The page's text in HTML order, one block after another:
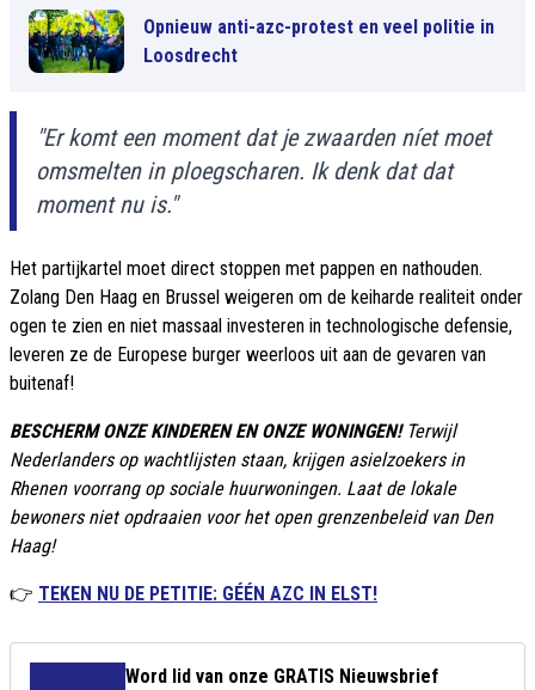
Opnieuw anti-azc-protest en veel politie in
Loosdrecht
"Er komt een moment dat je zwaarden níet moet
omsmelten in ploegscharen. Ik denk dat dat
moment nu is."
Het partijkartel moet direct stoppen met pappen en nathouden.
Zolang Den Haag en Brussel weigeren om de keiharde realiteit onder
ogen te zien en niet massaal investeren in technologische defensie,
leveren ze de Europese burger weerloos uit aan de gevaren van
buitenaf!
BESCHERM ONZE KINDEREN EN ONZE WONINGEN! Terwijl
Nederlanders op wachtlijsten staan, krijgen asielzoekers in
Rhenen voorrang op sociale huurwoningen. Laat de lokale
bewoners niet opdraaien voor het open grenzenbeleid van Den
Haag!
👉 TEKEN NU DE PETITIE: GÉÉN AZC IN ELST!
Word lid van onze GRATIS Nieuwsbrief